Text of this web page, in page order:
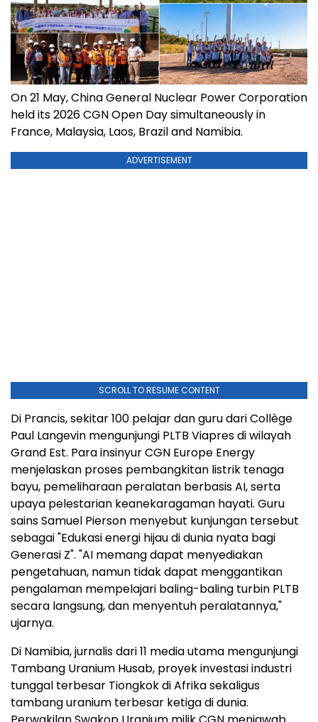
On 21 May, China General Nuclear Power Corporation
held its 2026 CGN Open Day simultaneously in
France, Malaysia, Laos, Brazil and Namibia.
ADVERTISEMENT
SCROLL TO RESUME CONTENT
Di Prancis, sekitar 100 pelajar dan guru dari Collège
Paul Langevin mengunjungi PLTB Viapres di wilayah
Grand Est. Para insinyur CGN Europe Energy
menjelaskan proses pembangkitan listrik tenaga
bayu, pemeliharaan peralatan berbasis AI, serta
upaya pelestarian keanekaragaman hayati. Guru
sains Samuel Pierson menyebut kunjungan tersebut
sebagai "Edukasi energi hijau di dunia nyata bagi
Generasi Z". "AI memang dapat menyediakan
pengetahuan, namun tidak dapat menggantikan
pengalaman mempelajari baling-baling turbin PLTB
secara langsung, dan menyentuh peralatannya,"
ujarnya.
Di Namibia, jurnalis dari 11 media utama mengunjungi
Tambang Uranium Husab, proyek investasi industri
tunggal terbesar Tiongkok di Afrika sekaligus
tambang uranium terbesar ketiga di dunia.